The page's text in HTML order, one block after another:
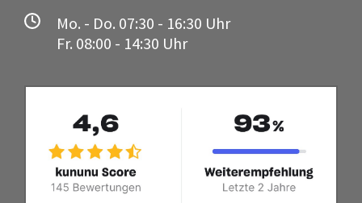
Mo. - Do. 07:30 - 16:30 Uhr
Fr. 08:00 - 14:30 Uhr